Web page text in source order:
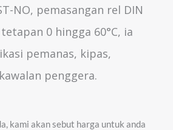
NO, pemasangan rel DIN
0 hingga 60°C, ia
pemanas, kipas,
penggera.
kami akan sebut harga untuk anda